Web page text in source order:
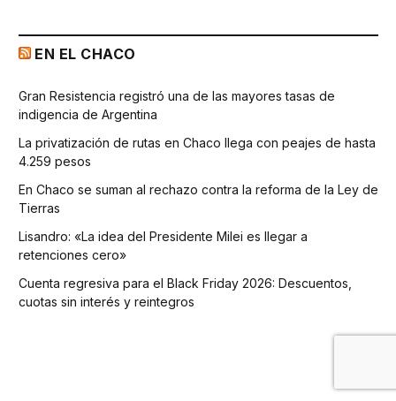
EN EL CHACO
Gran Resistencia registró una de las mayores tasas de
indigencia de Argentina
La privatización de rutas en Chaco llega con peajes de hasta
4.259 pesos
En Chaco se suman al rechazo contra la reforma de la Ley de
Tierras
Lisandro: «La idea del Presidente Milei es llegar a
retenciones cero»
Cuenta regresiva para el Black Friday 2026: Descuentos,
cuotas sin interés y reintegros